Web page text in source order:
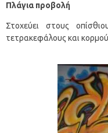
Πλάγια προβολή
Στοχεύει στους
τετρακεφάλους και